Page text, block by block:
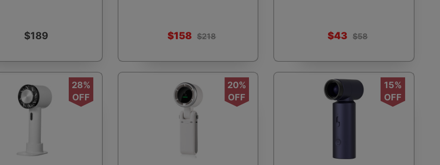
$189 $158 $218 $43 $58
28%
OFF
20%
OFF
15%
OFF